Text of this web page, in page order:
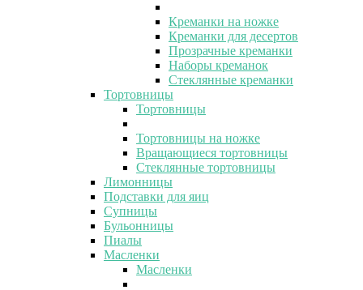
Креманки на ножке
Креманки для десертов
Прозрачные креманки
Наборы креманок
Стеклянные креманки
Тортовницы
Тортовницы
Тортовницы на ножке
Вращающиеся тортовницы
Стеклянные тортовницы
Лимонницы
Подставки для яиц
Супницы
Бульонницы
Пиалы
Масленки
Масленки